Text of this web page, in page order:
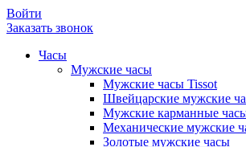
Войти
Заказать звонок
Часы
Мужские часы
Мужские часы Tissot
Швейцарские мужские
Мужские карманные
Механические мужские
Золотые мужские часы